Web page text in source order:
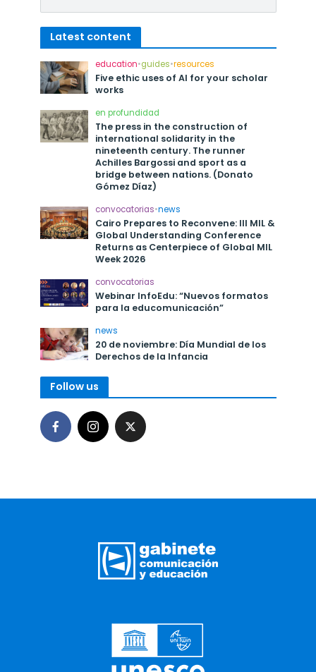
Latest content
education•guides•resources
Five ethic uses of AI for your scholar
works
en profundidad
The press in the construction of
international solidarity in the
nineteenth century. The runner
Achilles Bargossi and sport as a
bridge between nations. (Donato
Gómez Díaz)
convocatorias•news
Cairo Prepares to Reconvene: III MIL &
Global Understanding Conference
Returns as Centerpiece of Global MIL
Week 2026
convocatorias
Webinar InfoEdu: “Nuevos formatos
para la educomunicación”
news
20 de noviembre: Día Mundial de los
Derechos de la Infancia
Follow us